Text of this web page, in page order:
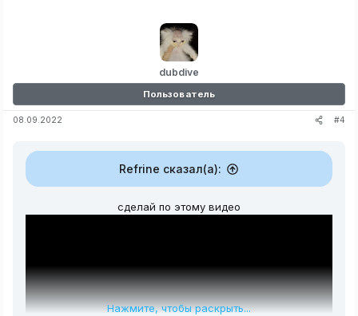
dubdive
Пользователь
08.09.2022 #4
Refrine сказал(а):
сделай по этому видео
Нажмите, чтобы раскрыть...